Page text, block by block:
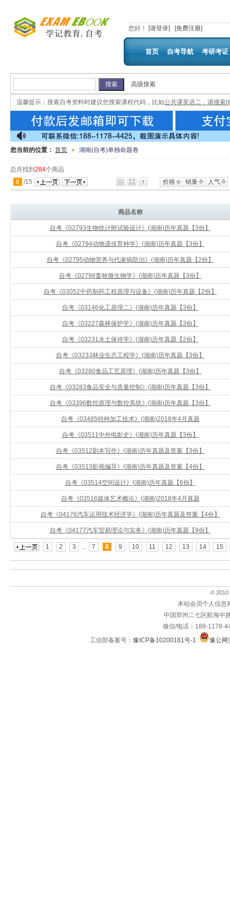
您好 ！ [请登录] [免费注册]
首页 自考导航 考研考证
高级搜索
温馨提示： 搜索自考资料时建议您搜索课程代码，比如公共课英语二，请搜索
您当前的位置： 首页 » 湖南(自考)单独命题卷
总共找到 284个商品
8 /15 价格 销量 人气
商品名称
自考《02793生物统计附试验设计》(湖南)历年真题【3份】
自考《02794动物遗传育种学》(湖南)历年真题【3份】
自考《02795动物营养与代谢病防治》(湖南)历年真题【2份】
自考《02798畜牧微生物学》(湖南)历年真题【3份】
自考《03052中药制药工程原理与设备》(湖南)历年真题【2份】
自考《03146化工原理二》(湖南)历年真题【3份】
自考《03227森林保护学》(湖南)历年真题【3份】
自考《03231水土保持学》(湖南)历年真题【2份】
自考《03233林业生态工程学》(湖南)历年真题【3份】
自考《03280食品工艺原理》(湖南)历年真题【3份】
自考《03283食品安全与质量控制》(湖南)历年真题【3份】
自考《03396数控原理与数控系统》(湖南)历年真题【3份】
自考《03485特种加工技术》(湖南)2018年4月真题
自考《03511中外电影史》(湖南)历年真题【3份】
自考《03512剧本写作》(湖南)历年真题及答案【3份】
自考《03513影视编导》(湖南)历年真题及答案【4份】
自考《03514空间设计》(湖南)历年真题【6份】
自考《03516媒体艺术概论》(湖南)2018年4月真题
自考《04176汽车运用技术经济学》(湖南)历年真题及答案【4份】
自考《04177汽车贸易理论与实务》(湖南)历年真题【9份】
1 2 3 ... 7 8 9 10 11 12 13 14 15
© 2010
本站会员个人信息
中国郑州二七区航海中
微信/电话：188-1178-
工信部备案号： 豫ICP备10200181号-1 豫公网